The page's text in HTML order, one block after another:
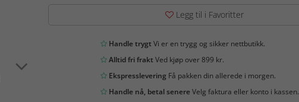
Legg til i Favoritter
Handle trygtVi er en trygg og sikker nettbutikk.
Alltid fri fraktVed kjøp over 899 kr.
EkspressleveringFå pakken din allerede i morgen.
Handle nå, betal senereVelg faktura eller konto i kassen.